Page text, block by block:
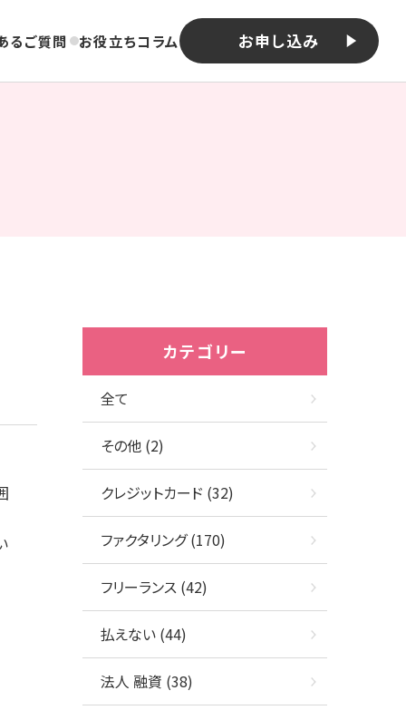
るご質問 お役立ちコラム お申し込み
カテゴリー
全て
その他 (2)
クレジットカード (32)
ファクタリング (170)
フリーランス (42)
払えない (44)
法人 融資 (38)